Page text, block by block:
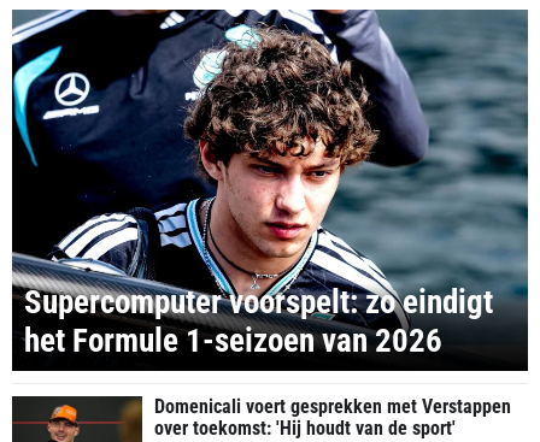
Supercomputer voorspelt: zo eindigt
het Formule 1-seizoen van 2026
Domenicali voert gesprekken met Verstappen
over toekomst: 'Hij houdt van de sport'